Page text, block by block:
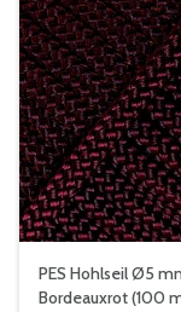
PES Hohlseil Ø5
Bordeauxrot (100